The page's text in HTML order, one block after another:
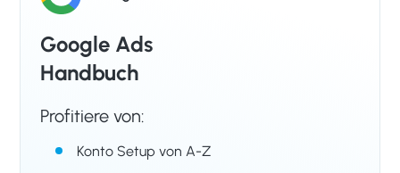
Google Ads
Handbuch
Profitiere von:
Konto Setup von A-Z